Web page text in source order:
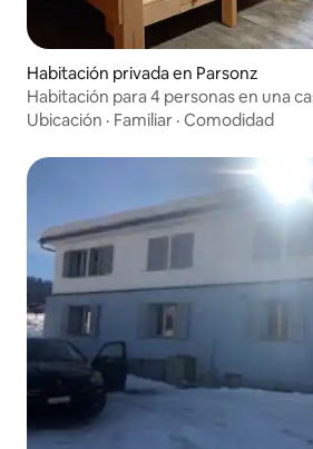
Habitación privada en Parsonz
Habitación para 4 personas en una
con ambiente
Ubicación · Familiar · Comodidad